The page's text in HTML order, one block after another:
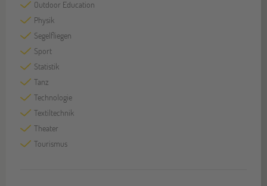
Outdoor Education
Physik
Segelfliegen
Sport
Statistik
Tanz
Technologie
Textiltechnik
Theater
Tourismus